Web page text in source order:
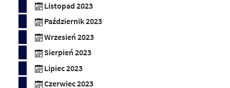
Listopad 2023
Październik 2023
Wrzesień 2023
Sierpień 2023
Lipiec 2023
Czerwiec 2023